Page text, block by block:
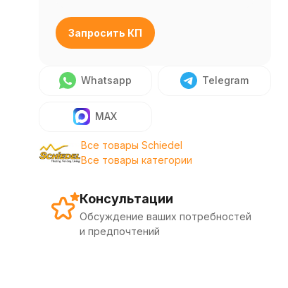
Запросить КП
Whatsapp Telegram
MAX
Все товары Schiedel
Все товары категории
Консультации
Обсуждение ваших потребностей
и предпочтений